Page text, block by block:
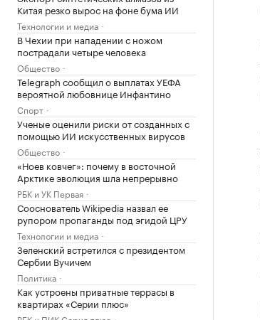
Китая резко вырос на фоне бума ИИ
Технологии и медиа
В Чехии при нападении с ножом
пострадали четыре человека
Общество
Telegraph сообщил о выплатах УЕФА
вероятной любовнице Инфантино
Спорт
Ученые оценили риски от созданных с
помощью ИИ искусственных вирусов
Общество
«Ноев ковчег»: почему в восточной
Арктике эволюция шла непрерывно
РБК и УК Первая
Сооснователь Wikipedia назвал ее
рупором пропаганды под эгидой ЦРУ
Технологии и медиа
Зеленский встретился с президентом
Сербии Вучичем
Политика
Как устроены приватные террасы в
квартирах «Серии плюс»